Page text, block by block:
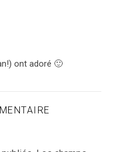
ont adoré 🙂